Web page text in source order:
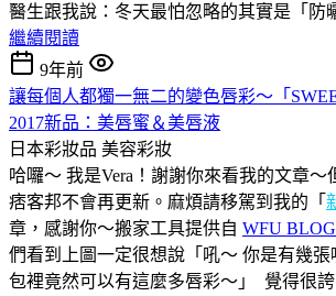
醫生跟我說：冬天最怕忽略的其實是「防
繼續閱讀
9年前
讓每個人都獨一無二的變色唇彩～「
2017新品：美唇蜜＆美唇液
日本彩妝品 美容彩妝
哈囉～ 我是Vera！謝謝你來看我的文章～
痞客邦不會再更新。麻煩請移駕到我的「
章，感謝你～搬家工具提供自 WFU BLOG
們看到上圖一定很想說「吼～ 你是有幾
包裡竟然可以有這麼多唇彩～」 覺得很誇